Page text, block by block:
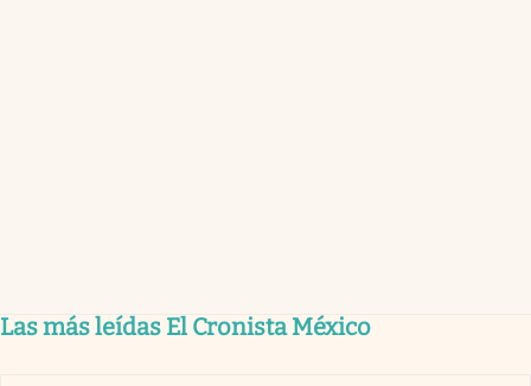
Las más leídas El Cronista México